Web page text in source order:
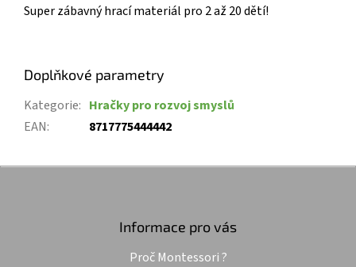
Super zábavný hrací materiál pro 2 až 20 dětí!
Doplňkové parametry
Kategorie: Hračky pro rozvoj smyslů
EAN: 8717775444442
Z
Informace pro vás
Proč Montessori ?